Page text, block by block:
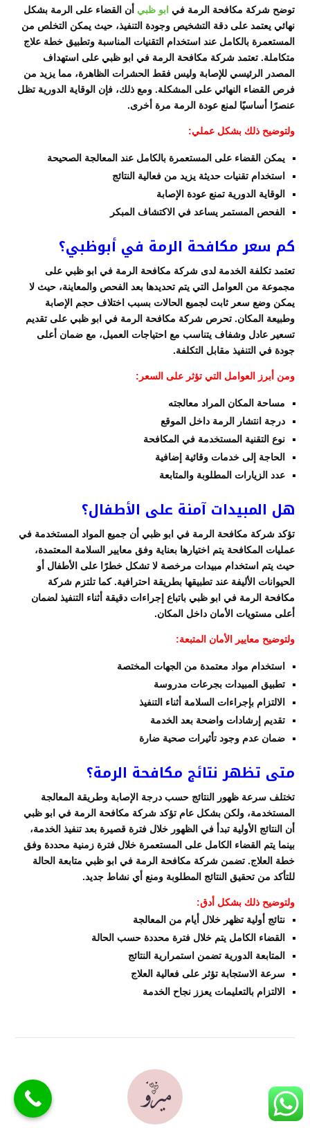
توضح شركة مكافحة الرمة في ابو ظبي أن القضاء على الرمة بشكل
نهائي يعتمد على دقة التشخيص وجودة التنفيذ، حيث يمكن التخلص من
المستعمرة بالكامل عند استخدام التقنيات المناسبة وتطبيق خطة علاج
متكاملة. تعتمد شركة مكافحة الرمة في ابو ظبي على استهداف
المصدر الرئيسي للإصابة وليس فقط الحشرات الظاهرة، مما يزيد من
فرص القضاء النهائي على المشكلة. ومع ذلك، فإن الوقاية الدورية تظل
عنصرًا أساسيًا لمنع عودة الرمة مرة أخرى.
ولتوضيح ذلك بشكل عملي:
يمكن القضاء على المستعمرة بالكامل عند المعالجة الصحيحة
استخدام تقنيات حديثة يزيد من فعالية النتائج
الوقاية الدورية تمنع عودة الإصابة
الفحص المستمر يساعد في الاكتشاف المبكر
كم سعر مكافحة الرمة في أبوظبي؟
تعتمد تكلفة الخدمة لدى شركة مكافحة الرمة في ابو ظبي على
مجموعة من العوامل التي يتم تحديدها بعد الفحص والمعاينة، حيث لا
يمكن وضع سعر ثابت لجميع الحالات بسبب اختلاف حجم الإصابة
وطبيعة المكان. تحرص شركة مكافحة الرمة في ابو ظبي على تقديم
تسعير عادل وشفاف يتناسب مع احتياجات العميل، مع ضمان أعلى
جودة في التنفيذ مقابل التكلفة.
ومن أبرز العوامل التي تؤثر على السعر:
مساحة المكان المراد معالجته
درجة انتشار الرمة داخل الموقع
نوع التقنية المستخدمة في المكافحة
الحاجة إلى خدمات وقائية إضافية
عدد الزيارات المطلوبة والمتابعة
هل المبيدات آمنة على الأطفال؟
تؤكد شركة مكافحة الرمة في ابو ظبي أن جميع المواد المستخدمة في
عمليات المكافحة يتم اختيارها بعناية وفق معايير السلامة المعتمدة،
حيث يتم استخدام مبيدات مرخصة لا تشكل خطرًا على الأطفال أو
الحيوانات الأليفة عند تطبيقها بطريقة احترافية. كما تلتزم شركة
مكافحة الرمة في ابو ظبي باتباع إجراءات دقيقة أثناء التنفيذ لضمان
أعلى مستويات الأمان داخل المكان.
ولتوضيح معايير الأمان المتبعة:
استخدام مواد معتمدة من الجهات المختصة
تطبيق المبيدات بجرعات مدروسة
الالتزام بإجراءات السلامة أثناء التنفيذ
تقديم إرشادات واضحة بعد الخدمة
ضمان عدم وجود تأثيرات صحية ضارة
متى تظهر نتائج مكافحة الرمة؟
تختلف سرعة ظهور النتائج حسب درجة الإصابة وطريقة المعالجة
المستخدمة، ولكن بشكل عام تؤكد شركة مكافحة الرمة في ابو ظبي
أن النتائج الأولية تبدأ في الظهور خلال فترة قصيرة بعد تنفيذ الخدمة،
بينما يتم القضاء الكامل على المستعمرة خلال فترة زمنية محددة وفق
خطة العلاج. تضمن شركة مكافحة الرمة في ابو ظبي متابعة الحالة
للتأكد من تحقيق النتائج المطلوبة ومنع أي نشاط جديد.
ولتوضيح ذلك بشكل أدق:
نتائج أولية تظهر خلال أيام من المعالجة
القضاء الكامل يتم خلال فترة محددة حسب الحالة
المتابعة الدورية تضمن استمرارية النتائج
سرعة الاستجابة تؤثر على فعالية العلاج
الالتزام بالتعليمات يعزز نجاح الخدمة